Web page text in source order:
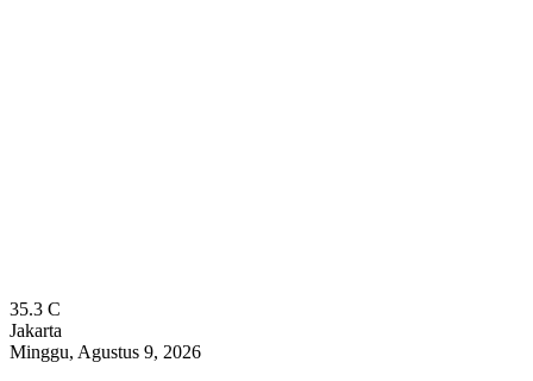
35.3 C
Jakarta
Minggu, Agustus 9, 2026